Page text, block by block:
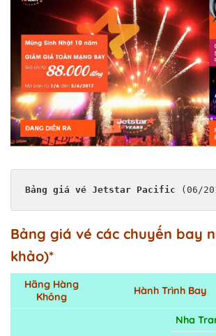
Bảng giá vé Jetstar Pacific (06/
Bảng giá vé các chuyến bay
khảo)*
Hãng Hàng
Không
Hành Trình Bay
Nha